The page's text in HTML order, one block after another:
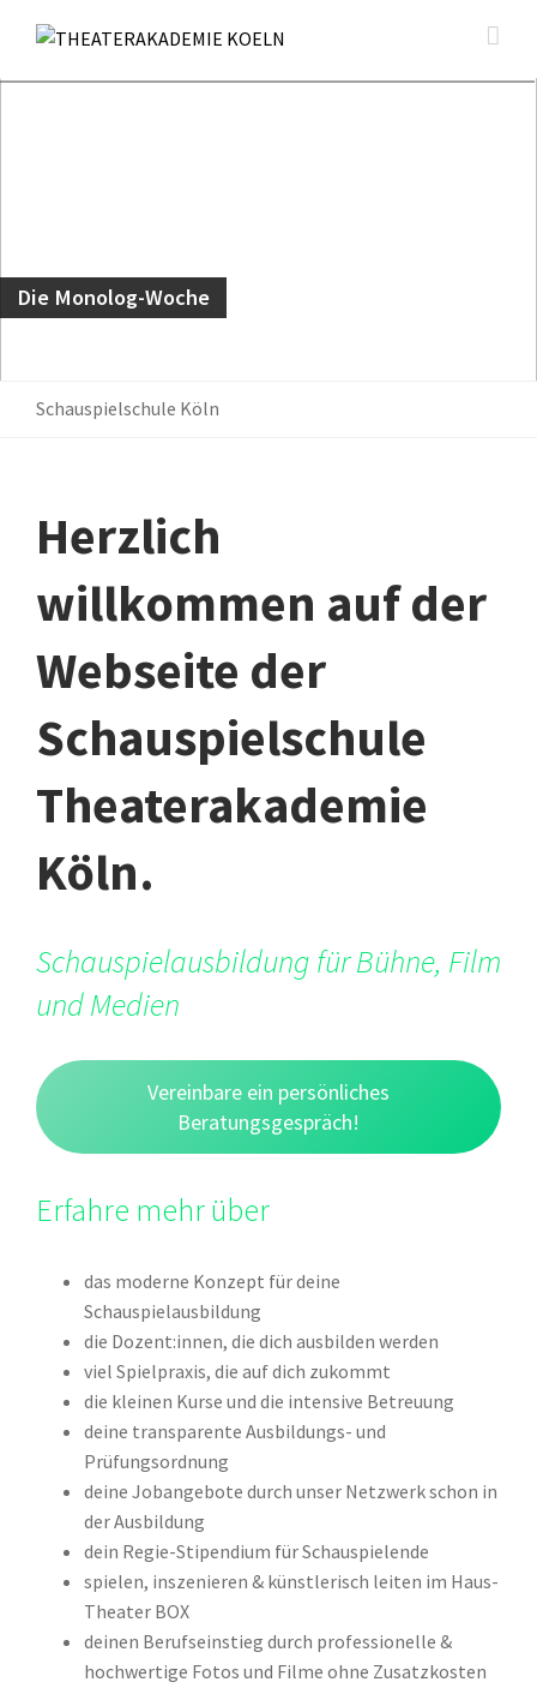
Die Monolog-Woche
Schauspielschule Köln
Herzlich
willkommen auf der
Webseite der
Schauspielschule
Theaterakademie
Köln.
Schauspielausbildung für Bühne, Film
und Medien
Vereinbare ein persönliches
Beratungsgespräch!
Erfahre mehr über
das moderne Konzept für deine
Schauspielausbildung
die Dozent:innen, die dich ausbilden werden
viel Spielpraxis, die auf dich zukommt
die kleinen Kurse und die intensive Betreuung
deine transparente Ausbildungs- und
Prüfungsordnung
deine Jobangebote durch unser Netzwerk schon in
der Ausbildung
dein Regie-Stipendium für Schauspielende
spielen, inszenieren & künstlerisch leiten im Haus-
Theater BOX
deinen Berufseinstieg durch professionelle &
hochwertige Fotos und Filme ohne Zusatzkosten